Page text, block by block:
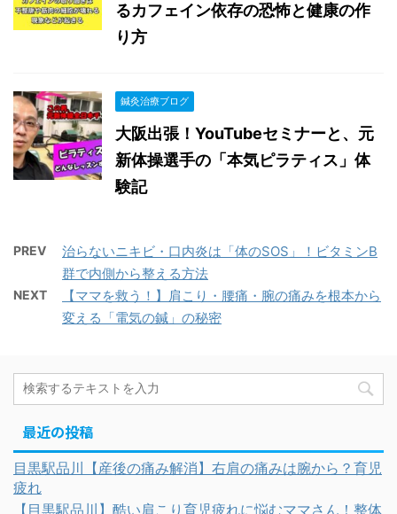
るカフェイン依存の恐怖と健康の作
り方
鍼灸治療ブログ
大阪出張！YouTubeセミナーと、元
新体操選手の「本気ピラティス」体
験記
PREV
治らないニキビ・口内炎は「体のSOS」！ビタミンB
群で内側から整える方法
NEXT
【ママを救う！】肩こり・腰痛・腕の痛みを根本から
変える「電気の鍼」の秘密
最近の投稿
目黒駅品川【産後の痛み解消】右肩の痛みは腕から？育児
疲れ
【目黒駅品川】酷い肩こり育児疲れに悩むママさん！整体